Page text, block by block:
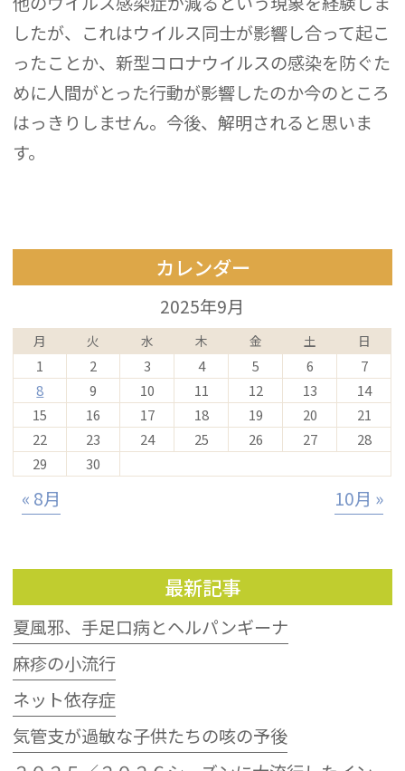
したが、これはウイルス同士が影響し合って起こ
ったことか、新型コロナウイルスの感染を防ぐた
めに人間がとった行動が影響したのか今のところ
はっきりしません。今後、解明されると思いま
す。
カレンダー
2025年9月
月 火 水 木 金 土 日
1 2 3 4 5 6
7
8
9 10 11 12 13
14
15
16 17 18 19 20
21
22
23 24 25 26 27
28
29
30
« 8月 10月 »
最新記事
夏風邪、手足口病とヘルパンギーナ
麻疹の小流行
ネット依存症
気管支が過敏な子供たちの咳の予後